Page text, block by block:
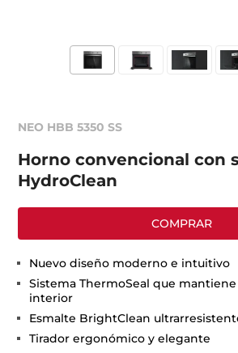
NEO HBB 5350 SS
Horno convencional con
HydroClean
COMPRAR
Nuevo diseño moderno e intuitivo
Sistema ThermoSeal que
interior
Esmalte BrightClean
Tirador ergonómico y elegante